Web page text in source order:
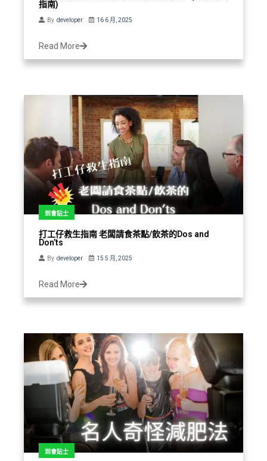
指南)
By developer 16 6 月, 2025
Read More
到會貼士
打工仔救生指南 老闆請食茶點/飲茶的Dos and
Don’ts
By developer 15 5 月, 2025
Read More
到會貼士